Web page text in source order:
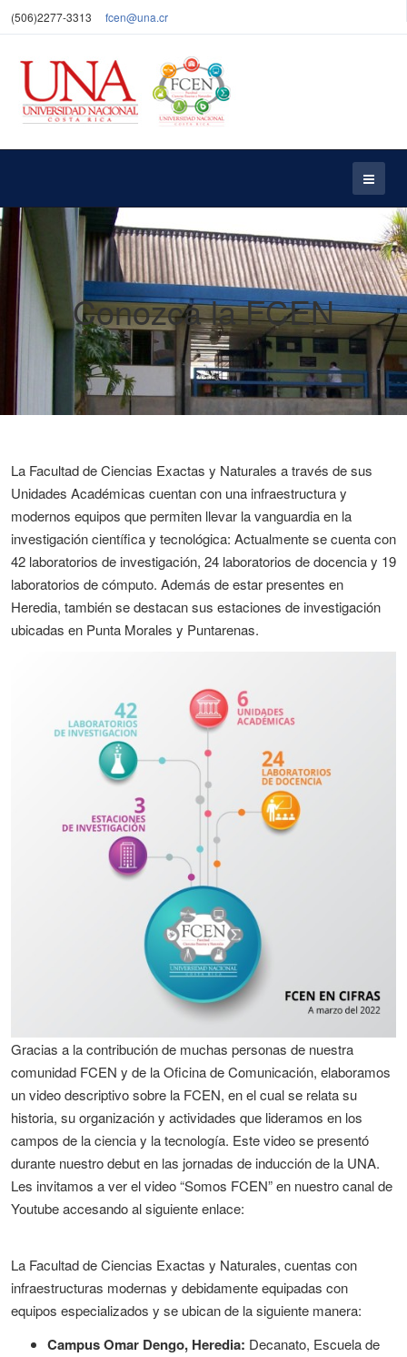
(506)2277-3313 fcen@una.cr
Conozca la FCEN
La Facultad de Ciencias Exactas y Naturales a través de sus
Unidades Académicas cuentan con una infraestructura y
modernos equipos que permiten llevar la vanguardia en la
investigación científica y tecnológica: Actualmente se cuenta con
42 laboratorios de investigación, 24 laboratorios de docencia y 19
laboratorios de cómputo. Además de estar presentes en
Heredia, también se destacan sus estaciones de investigación
ubicadas en Punta Morales y Puntarenas.
Gracias a la contribución de muchas personas de nuestra
comunidad FCEN y de la Oficina de Comunicación, elaboramos
un video descriptivo sobre la FCEN, en el cual se relata su
historia, su organización y actividades que lideramos en los
campos de la ciencia y la tecnología. Este video se presentó
durante nuestro debut en las jornadas de inducción de la UNA.
Les invitamos a ver el video “Somos FCEN” en nuestro canal de
Youtube accesando al siguiente enlace:
La Facultad de Ciencias Exactas y Naturales, cuentas con
infraestructuras modernas y debidamente equipadas con
equipos especializados y se ubican de la siguiente manera:
Campus Omar Dengo, Heredia: Decanato, Escuela de